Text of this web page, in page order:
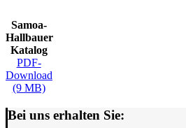
Samoa-
Hallbauer
Katalog
PDF-
Download
(9 MB)
Bei uns erhalten Sie: